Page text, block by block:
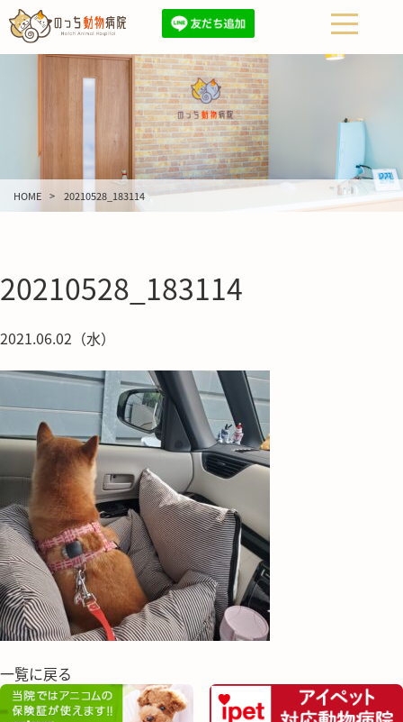
HOME 20210528_183114
20210528_183114
2021.06.02（水）
一覧に戻る